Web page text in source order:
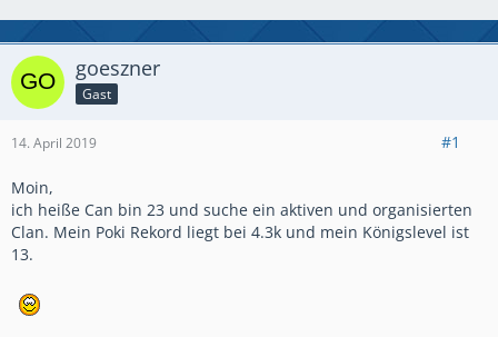
goeszner
Gast
14. April 2019 #1
Moin,
ich heiße Can bin 23 und suche ein aktiven und organisierten
Clan. Mein Poki Rekord liegt bei 4.3k und mein Königslevel ist
13.